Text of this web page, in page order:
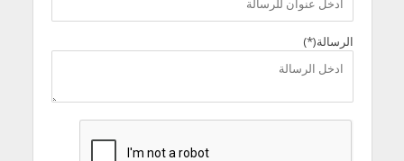
الرسالة(*)